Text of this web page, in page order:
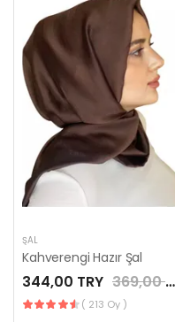
ŞAL
Kahverengi Hazır Şal
344,00 TRY 369,00 TRY
( 213 Oy )